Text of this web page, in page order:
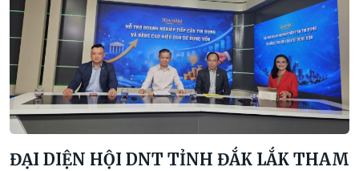
ĐẠI DIỆN HỘI DNT TỈNH ĐẮK LẮK THAM